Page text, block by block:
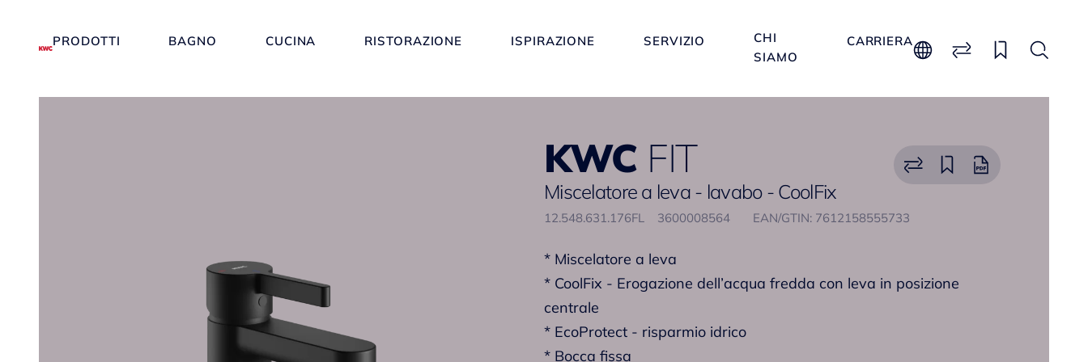
PRODOTTI BAGNO CUCINA RISTORAZIONE ISPIRAZIONE SERVIZIO
CHI
SIAMO
CARRIERA
KWC FIT
Miscelatore a leva - lavabo - CoolFix
12.548.631.176FL 3600008564 EAN/GTIN: 7612158555733
* Miscelatore a leva
* CoolFix - Erogazione dell’acqua fredda con leva in posizione
centrale
* EcoProtect - risparmio idrico
* Bocca fissa